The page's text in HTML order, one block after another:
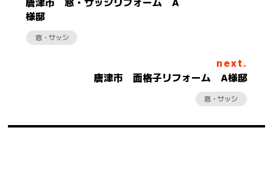
様邸
窓・サッシ
next.
唐津市 面格子リフォーム A様邸
窓・サッシ